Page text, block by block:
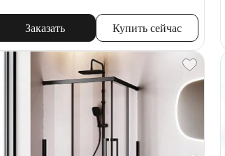
Заказать Купить сейчас